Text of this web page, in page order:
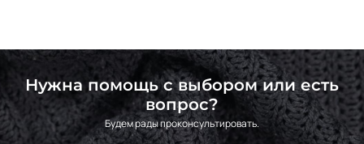
Нужна помощь с выбором или есть
вопрос?
Будем рады проконсультировать.